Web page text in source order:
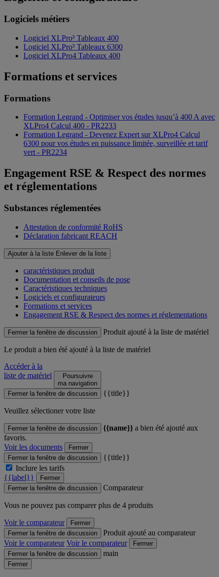
Logiciels métiers
Logiciel XLPro³ Tableaux 400
Logiciel XLPro³ Tableaux 6300
Logiciel XLPro4 Tableaux 400
Formations et services
Formations
Formation Legrand - Optimiser vos études jusqu’à 400 A avec
XLPro4 Calcul 400 - PR2233
Formation Legrand - Devenez Expert sur XLPro4 Calcul
6300 pour vos études en puissance limitée, surveillée et tarif
vert - PR2234
Engagement RSE & Respect des normes
et réglementations
Substances réglementées
Attestation de conformité RoHS
Déclaration fabricant REACH
Ajouter à la liste Enlever de la liste
caractéristiques produit
Documentation et conseils de pose
Caractéristiques techniques
Logiciels et configurateurs
Formations et services
Engagement RSE & Respect des normes et réglementations
Fermer la fenêtre de discussion Produit ajouté à la liste de matériel
Le produit a bien été ajouté à la liste de matériel
Accéder à la
liste de matériel
Poursuivre
ma navigation
Fermer la fenêtre de discussion
{{title}}
Veuillez sélectioner votre liste
Fermer la fenêtre de discussion {{name}} a bien été ajouté aux
favoris.
Voir les documents
Fermer
Fermer la fenêtre de discussion
{{title}}
Inclure les tarifs
{{label}}
Fermer
Fermer la fenêtre de discussion
Comparateur
Vous ne pouvez pas comparer plus de 4 produits
Voir le comparateur
Fermer
Fermer la fenêtre de discussion
Produit ajouté au comparateur
Voir le comparateur Voir le comparateur
Fermer
Fermer la fenêtre de discussion
main
Fermer